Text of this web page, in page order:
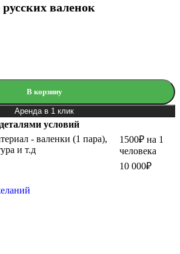
валенок
В корзину
Аренда в 1 клик
условий
- валенки (1 пара),
и т.д
1500₽ на 1
человека
10 000₽